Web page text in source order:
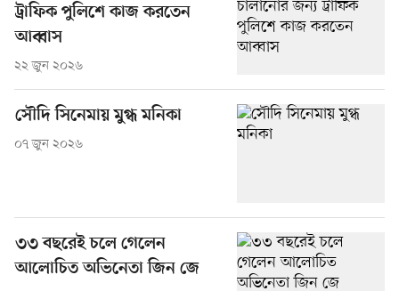
ট্রাফিক পুলিশে কাজ করতেন
আব্বাস
২২ জুন ২০২৬
সৌদি সিনেমায় মুগ্ধ মনিকা
০৭ জুন ২০২৬
৩৩ বছরেই চলে গেলেন
আলোচিত অভিনেতা জিন জে